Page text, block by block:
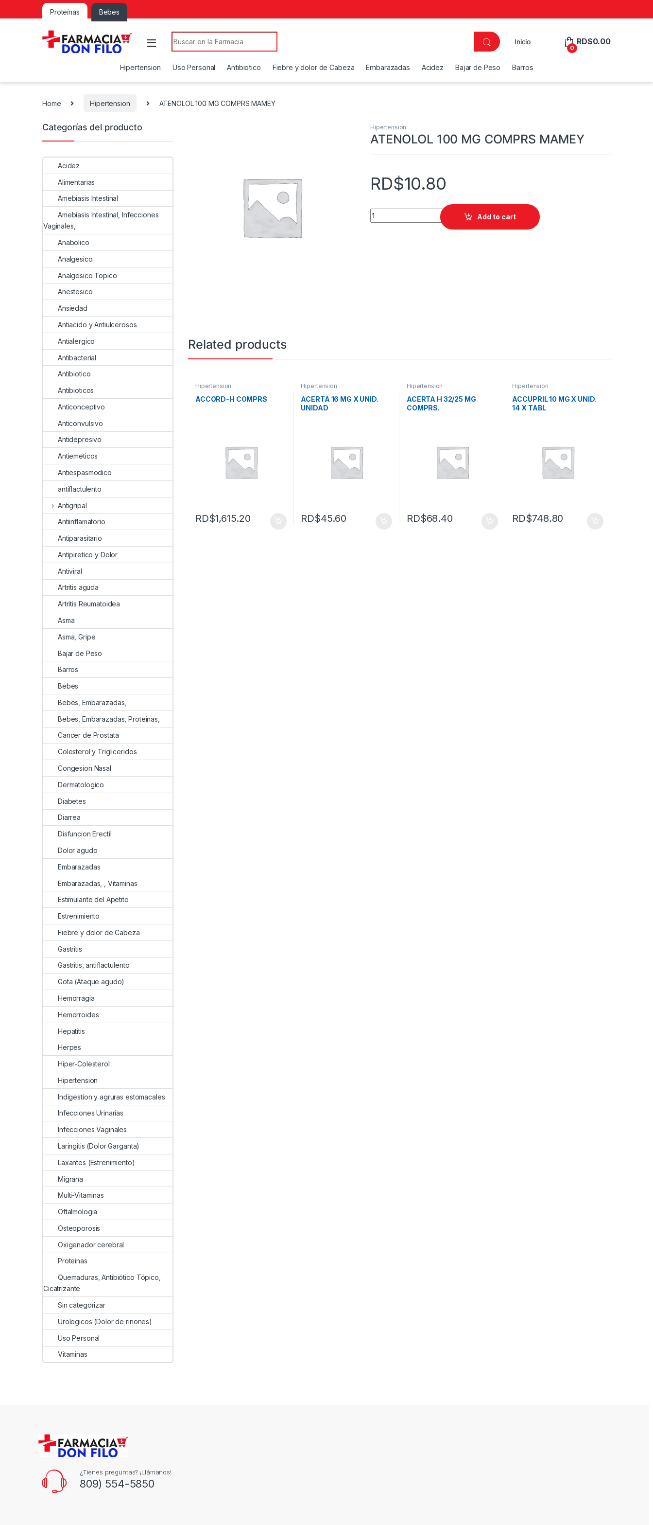
Proteínas Bebes
Search for:
Inicio
0
RD$0.00
Hipertension Uso Personal Antibiotico Fiebre y dolor de Cabeza Embarazadas Acidez Bajar de Peso Barros
Home Hipertension ATENOLOL 100 MG COMPRS MAMEY
Hipertension
ATENOLOL 100 MG COMPRS MAMEY
RD$10.80
ATENOLOL 100 MG COMPRS MAMEY quantity
Add to cart
Related products
Hipertension
ACCORD-H COMPRS
RD$1,615.20
Hipertension
ACERTA 16 MG X UNID.
UNIDAD
RD$45.60
Hipertension
ACERTA H 32/25 MG
COMPRS.
RD$68.40
Hipertension
ACCUPRIL 10 MG X UNID.
14 X TABL
RD$748.80
Categorías del producto
Acidez
Alimentarias
Amebiasis Intestinal
Amebiasis Intestinal, Infecciones
Vaginales,
Anabolico
Analgesico
Analgesico Topico
Anestesico
Ansiedad
Antiacido y Antiulcerosos
Antialergico
Antibacterial
Antibiotico
Antibioticos
Anticonceptivo
Anticonvulsivo
Antidepresivo
Antiemeticos
Antiespasmodico
antiflactulento
Antigripal
Antiinflamatorio
Antiparasitario
Antipiretico y Dolor
Antiviral
Artritis aguda
Artritis Reumatoidea
Asma
Asma, Gripe
Bajar de Peso
Barros
Bebes
Bebes, Embarazadas,
Bebes, Embarazadas, Proteinas,
Cancer de Prostata
Colesterol y Trigliceridos
Congesion Nasal
Dermatologico
Diabetes
Diarrea
Disfuncion Erectil
Dolor agudo
Embarazadas
Embarazadas, , Vitaminas
Estimulante del Apetito
Estrenimiento
Fiebre y dolor de Cabeza
Gastritis
Gastritis, antiflactulento
Gota (Ataque agudo)
Hemorragia
Hemorroides
Hepatitis
Herpes
Hiper-Colesterol
Hipertension
Indigestion y agruras estomacales
Infecciones Urinarias
Infecciones Vaginales
Laringitis (Dolor Garganta)
Laxantes (Estrenimiento)
Migrana
Multi-Vitaminas
Oftalmologia
Osteoporosis
Oxigenador cerebral
Proteinas
Quemaduras, Antibiótico Tópico,
Cicatrizante
Sin categorizar
Urologicos (Dolor de rinones)
Uso Personal
Vitaminas
¿Tienes preguntas? ¡Llámanos!
809) 554-5850